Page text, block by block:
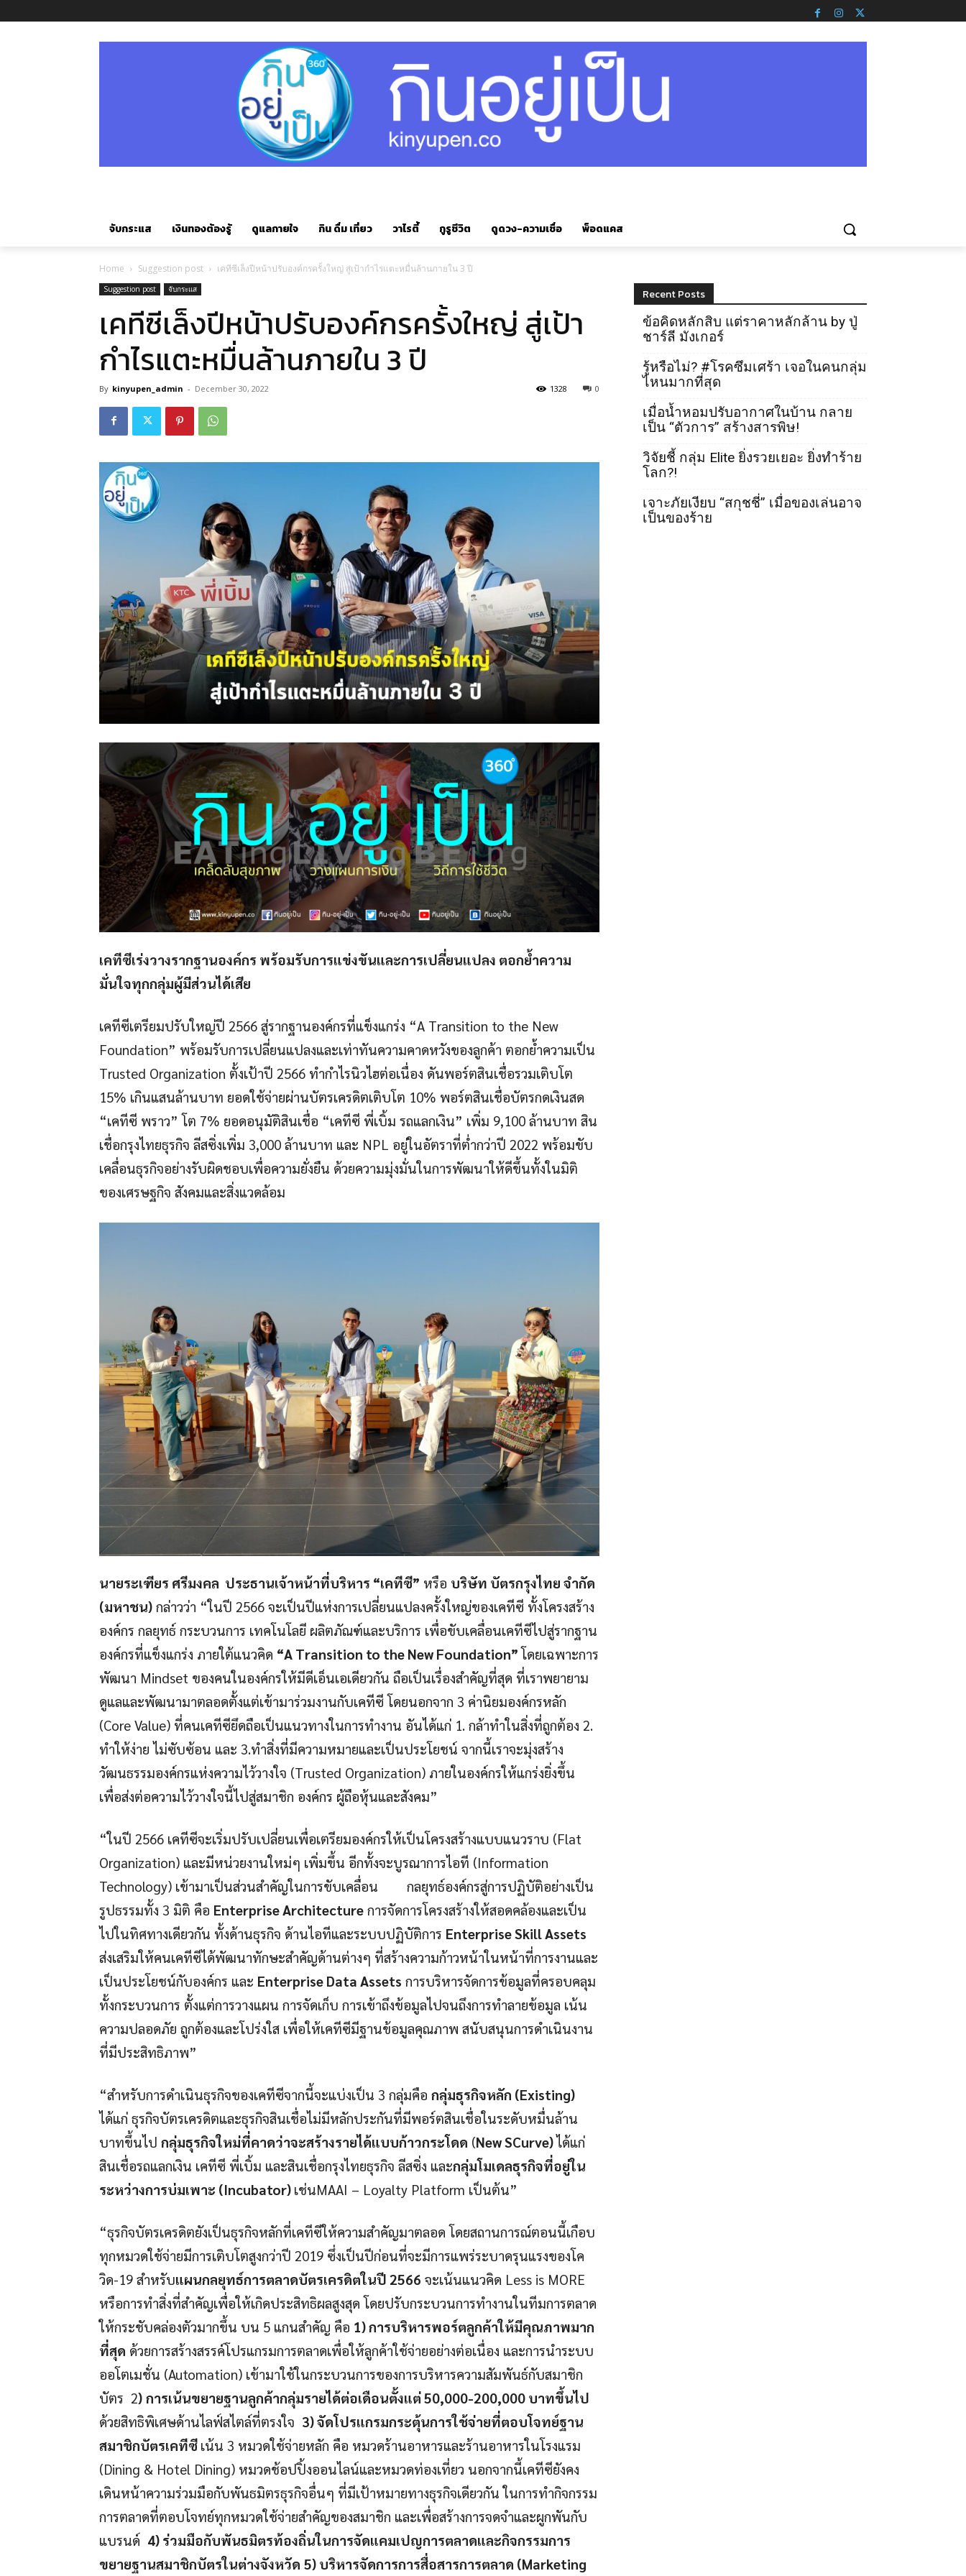
จับกระแส เงินทองต้องรู้ ดูแลกายใจ กิน ดื่ม เที่ยว วาไรตี้ กูรูชีวิต ดูดวง-ความเชื่อ พ็อดแคส
Home Suggestion post เคทีซีเล็งปีหน้าปรับองค์กรครั้งใหญ่ สู่เป้ากำไรแตะหมื่นล้านภายใน 3 ปี
Suggestion post จับกระแส
เคทีซีเล็งปีหน้าปรับองค์กรครั้งใหญ่ สู่เป้า
กำไรแตะหมื่นล้านภายใน 3 ปี
By kinyupen_admin - December 30, 2022 0
1328
เคทีซีเร่งวางรากฐานองค์กร พร้อมรับการแข่งขันและการเปลี่ยนแปลง ตอกย้ำความ
มั่นใจทุกกลุ่มผู้มีส่วนได้เสีย
เคทีซีเตรียมปรับใหญ่ปี 2566 สู่รากฐานองค์กรที่แข็งแกร่ง “A Transition to the New
Foundation” พร้อมรับการเปลี่ยนแปลงและเท่าทันความคาดหวังของลูกค้า ตอกย้ำความเป็น
Trusted Organization ตั้งเป้าปี 2566 ทำกำไรนิวไฮต่อเนื่อง ดันพอร์ตสินเชื่อรวมเติบโต
15% เกินแสนล้านบาท ยอดใช้จ่ายผ่านบัตรเครดิตเติบโต 10% พอร์ตสินเชื่อบัตรกดเงินสด
“เคทีซี พราว” โต 7% ยอดอนุมัติสินเชื่อ “เคทีซี พี่เบิ้ม รถแลกเงิน” เพิ่ม 9,100 ล้านบาท สิน
เชื่อกรุงไทยธุรกิจ ลีสซิ่งเพิ่ม 3,000 ล้านบาท และ NPL อยู่ในอัตราที่ต่ำกว่าปี 2022 พร้อมขับ
เคลื่อนธุรกิจอย่างรับผิดชอบเพื่อความยั่งยืน ด้วยความมุ่งมั่นในการพัฒนาให้ดีขึ้นทั้งในมิติ
ของเศรษฐกิจ สังคมและสิ่งแวดล้อม
นายระเฑียร ศรีมงคล ประธานเจ้าหน้าที่บริหาร “เคทีซี” หรือ บริษัท บัตรกรุงไทย จำกัด
(มหาชน) กล่าวว่า “ในปี 2566 จะเป็นปีแห่งการเปลี่ยนแปลงครั้งใหญ่ของเคทีซี ทั้งโครงสร้าง
องค์กร กลยุทธ์ กระบวนการ เทคโนโลยี ผลิตภัณฑ์และบริการ เพื่อขับเคลื่อนเคทีซีไปสู่รากฐาน
องค์กรที่แข็งแกร่ง ภายใต้แนวคิด “A Transition to the New Foundation”โดยเฉพาะการ
พัฒนา Mindset ของคนในองค์กรให้มีดีเอ็นเอเดียวกัน ถือเป็นเรื่องสำคัญที่สุด ที่เราพยายาม
ดูแลและพัฒนามาตลอดตั้งแต่เข้ามาร่วมงานกับเคทีซี โดยนอกจาก 3 ค่านิยมองค์กรหลัก
(Core Value) ที่คนเคทีซียึดถือเป็นแนวทางในการทำงาน อันได้แก่ 1. กล้าทำในสิ่งที่ถูกต้อง 2.
ทำให้ง่าย ไม่ซับซ้อน และ 3.ทำสิ่งที่มีความหมายและเป็นประโยชน์ จากนี้เราจะมุ่งสร้าง
วัฒนธรรมองค์กรแห่งความไว้วางใจ (Trusted Organization) ภายในองค์กรให้แกร่งยิ่งขึ้น
เพื่อส่งต่อความไว้วางใจนี้ไปสู่สมาชิก องค์กร ผู้ถือหุ้นและสังคม”
“ในปี 2566 เคทีซีจะเริ่มปรับเปลี่ยนเพื่อเตรียมองค์กรให้เป็นโครงสร้างแบบแนวราบ (Flat
Organization) และมีหน่วยงานใหม่ๆ เพิ่มขึ้น อีกทั้งจะบูรณาการไอที (Information
Technology) เข้ามาเป็นส่วนสำคัญในการขับเคลื่อน กลยุทธ์องค์กรสู่การปฏิบัติอย่างเป็น
รูปธรรมทั้ง 3 มิติ คือ Enterprise Architecture การจัดการโครงสร้างให้สอดคล้องและเป็น
ไปในทิศทางเดียวกัน ทั้งด้านธุรกิจ ด้านไอทีและระบบปฏิบัติการ Enterprise Skill Assets
ส่งเสริมให้คนเคทีซีได้พัฒนาทักษะสำคัญด้านต่างๆ ที่สร้างความก้าวหน้าในหน้าที่การงานและ
เป็นประโยชน์กับองค์กร และ Enterprise Data Assets การบริหารจัดการข้อมูลที่ครอบคลุม
ทั้งกระบวนการ ตั้งแต่การวางแผน การจัดเก็บ การเข้าถึงข้อมูลไปจนถึงการทำลายข้อมูล เน้น
ความปลอดภัย ถูกต้องและโปร่งใส เพื่อให้เคทีซีมีฐานข้อมูลคุณภาพ สนับสนุนการดำเนินงาน
ที่มีประสิทธิภาพ”
“สำหรับการดำเนินธุรกิจของเคทีซีจากนี้จะแบ่งเป็น 3 กลุ่มคือ กลุ่มธุรกิจหลัก (Existing)
ได้แก่ ธุรกิจบัตรเครดิตและธุรกิจสินเชื่อไม่มีหลักประกันที่มีพอร์ตสินเชื่อในระดับหมื่นล้าน
บาทขึ้นไป กลุ่มธุรกิจใหม่ที่คาดว่าจะสร้างรายได้แบบก้าวกระโดด (New SCurve)ได้แก่
สินเชื่อรถแลกเงิน เคทีซี พี่เบิ้ม และสินเชื่อกรุงไทยธุรกิจ ลีสซิ่ง และกลุ่มโมเดลธุรกิจที่อยู่ใน
ระหว่างการบ่มเพาะ (Incubator) เช่นMAAI – Loyalty Platform เป็นต้น”
“ธุรกิจบัตรเครดิตยังเป็นธุรกิจหลักที่เคทีซีให้ความสำคัญมาตลอด โดยสถานการณ์ตอนนี้เกือบ
ทุกหมวดใช้จ่ายมีการเติบโตสูงกว่าปี 2019 ซึ่งเป็นปีก่อนที่จะมีการแพร่ระบาดรุนแรงของโค
วิด-19 สำหรับแผนกลยุทธ์การตลาดบัตรเครดิตในปี 2566 จะเน้นแนวคิด Less is MORE
หรือการทำสิ่งที่สำคัญเพื่อให้เกิดประสิทธิผลสูงสุด โดยปรับกระบวนการทำงานในทีมการตลาด
ให้กระชับคล่องตัวมากขึ้น บน 5 แกนสำคัญ คือ 1) การบริหารพอร์ตลูกค้าให้มีคุณภาพมาก
ที่สุด ด้วยการสร้างสรรค์โปรแกรมการตลาดเพื่อให้ลูกค้าใช้จ่ายอย่างต่อเนื่อง และการนำระบบ
ออโตเมชั่น (Automation) เข้ามาใช้ในกระบวนการของการบริหารความสัมพันธ์กับสมาชิก
บัตร 2) การเน้นขยายฐานลูกค้ากลุ่มรายได้ต่อเดือนตั้งแต่ 50,000-200,000 บาทขึ้นไป
ด้วยสิทธิพิเศษด้านไลฟ์สไตล์ที่ตรงใจ 3) จัดโปรแกรมกระตุ้นการใช้จ่ายที่ตอบโจทย์ฐาน
สมาชิกบัตรเคทีซี เน้น 3 หมวดใช้จ่ายหลัก คือ หมวดร้านอาหารและร้านอาหารในโรงแรม
(Dining & Hotel Dining) หมวดช้อปปิ้งออนไลน์และหมวดท่องเที่ยว นอกจากนี้เคทีซียังคง
เดินหน้าความร่วมมือกับพันธมิตรธุรกิจอื่นๆ ที่มีเป้าหมายทางธุรกิจเดียวกัน ในการทำกิจกรรม
การตลาดที่ตอบโจทย์ทุกหมวดใช้จ่ายสำคัญของสมาชิก และเพื่อสร้างการจดจำและผูกพันกับ
แบรนด์ 4) ร่วมมือกับพันธมิตรท้องถิ่นในการจัดแคมเปญการตลาดและกิจกรรมการ
ขยายฐานสมาชิกบัตรในต่างจังหวัด 5) บริหารจัดการการสื่อสารการตลาด (Marketing
Recent Posts
ข้อคิดหลักสิบ แต่ราคาหลักล้าน by ปู่
ชาร์ลี มังเกอร์
รู้หรือไม่? #โรคซึมเศร้า เจอในคนกลุ่ม
ไหนมากที่สุด
เมื่อน้ำหอมปรับอากาศในบ้าน กลาย
เป็น “ตัวการ” สร้างสารพิษ!
วิจัยชี้ กลุ่ม Elite ยิ่งรวยเยอะ ยิ่งทำร้าย
โลก?!
เจาะภัยเงียบ “สกุชชี่” เมื่อของเล่นอาจ
เป็นของร้าย